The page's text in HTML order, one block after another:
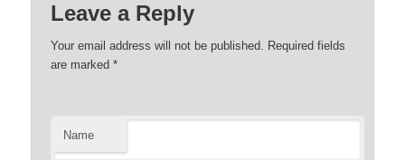
Leave a Reply
Your email address will not be published. Required fields
are marked*
Name